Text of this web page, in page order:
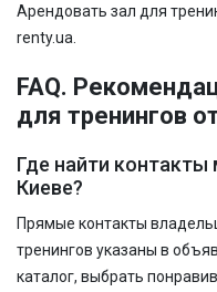
Арендовать зал для
renty.ua.
FAQ.
для тренингов
Где найти
Киеве?
Прямые контакты
тренингов указаны в
каталог, выбрать